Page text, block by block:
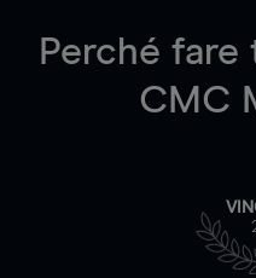
Perché fare
CMC